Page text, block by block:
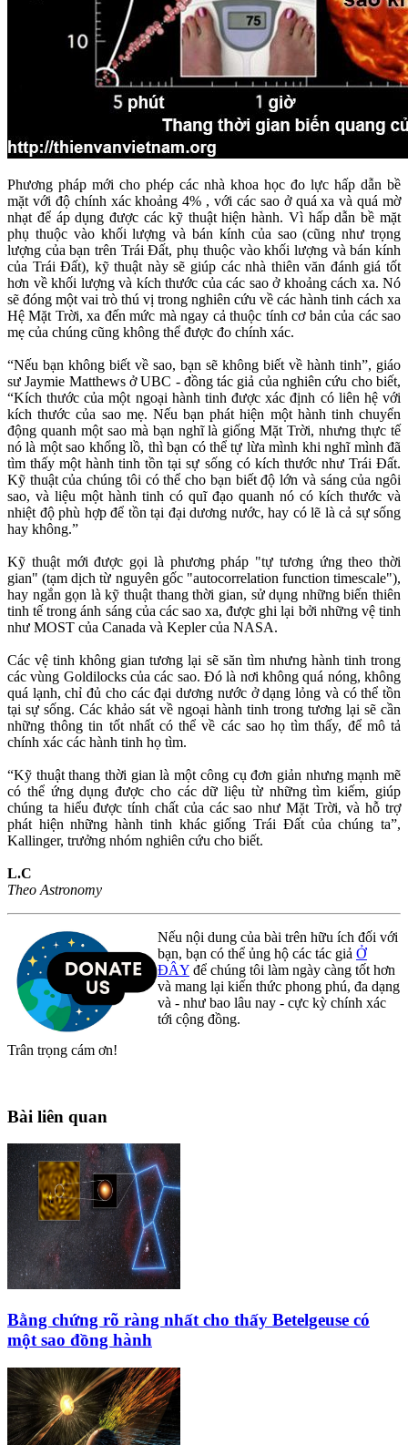
Phương pháp mới cho phép các nhà khoa học đo lực hấp dẫn bề
mặt với độ chính xác khoảng 4% , với các sao ở quá xa và quá mờ
nhạt để áp dụng được các kỹ thuật hiện hành. Vì hấp dẫn bề mặt
phụ thuộc vào khối lượng và bán kính của sao (cũng như trọng
lượng của bạn trên Trái Đất, phụ thuộc vào khối lượng và bán kính
của Trái Đất), kỹ thuật này sẽ giúp các nhà thiên văn đánh giá tốt
hơn về khối lượng và kích thước của các sao ở khoảng cách xa. Nó
sẽ đóng một vai trò thú vị trong nghiên cứu về các hành tinh cách xa
Hệ Mặt Trời, xa đến mức mà ngay cả thuộc tính cơ bản của các sao
mẹ của chúng cũng không thể được đo chính xác.
“Nếu bạn không biết về sao, bạn sẽ không biết về hành tinh”, giáo
sư Jaymie Matthews ở UBC - đồng tác giả của nghiên cứu cho biết,
“Kích thước của một ngoại hành tinh được xác định có liên hệ với
kích thước của sao mẹ. Nếu bạn phát hiện một hành tinh chuyển
động quanh một sao mà bạn nghĩ là giống Mặt Trời, nhưng thực tế
nó là một sao khổng lồ, thì bạn có thể tự lừa mình khi nghĩ mình đã
tìm thấy một hành tinh tồn tại sự sống có kích thước như Trái Đất.
Kỹ thuật của chúng tôi có thể cho bạn biết độ lớn và sáng của ngôi
sao, và liệu một hành tinh có quĩ đạo quanh nó có kích thước và
nhiệt độ phù hợp để tồn tại đại dương nước, hay có lẽ là cả sự sống
hay không.”
Kỹ thuật mới được gọi là phương pháp "tự tương ứng theo thời
gian" (tạm dịch từ nguyên gốc "autocorrelation function timescale"),
hay ngắn gọn là kỹ thuật thang thời gian, sử dụng những biến thiên
tinh tế trong ánh sáng của các sao xa, được ghi lại bởi những vệ tinh
như MOST của Canada và Kepler của NASA.
Các vệ tinh không gian tương lại sẽ săn tìm nhưng hành tinh trong
các vùng Goldilocks của các sao. Đó là nơi không quá nóng, không
quá lạnh, chỉ đủ cho các đại dương nước ở dạng lỏng và có thể tồn
tại sự sống. Các khảo sát về ngoại hành tinh trong tương lại sẽ cần
những thông tin tốt nhất có thể về các sao họ tìm thấy, để mô tả
chính xác các hành tinh họ tìm.
“Kỹ thuật thang thời gian là một công cụ đơn giản nhưng mạnh mẽ
có thể ứng dụng được cho các dữ liệu từ những tìm kiếm, giúp
chúng ta hiểu được tính chất của các sao như Mặt Trời, và hỗ trợ
phát hiện những hành tinh khác giống Trái Đất của chúng ta”,
Kallinger, trưởng nhóm nghiên cứu cho biết.
L.C
Theo Astronomy
Nếu nội dung của bài trên hữu ích đối với
bạn, bạn có thể ủng hộ các tác giả Ở
ĐÂY để chúng tôi làm ngày càng tốt hơn
và mang lại kiến thức phong phú, đa dạng
và - như bao lâu nay - cực kỳ chính xác
tới cộng đồng.
Trân trọng cám ơn!
Bài liên quan
Bằng chứng rõ ràng nhất cho thấy Betelgeuse có
một sao đồng hành